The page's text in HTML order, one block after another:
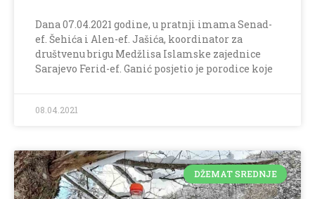
Dana 07.04.2021 godine, u pratnji imama Senad-
ef. Šehića i Alen-ef. Jašića, koordinator za
društvenu brigu Medžlisa Islamske zajednice
Sarajevo Ferid-ef. Ganić posjetio je porodice koje
08.04.2021
DŽEMAT SREDNJE